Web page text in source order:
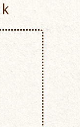
Facebook